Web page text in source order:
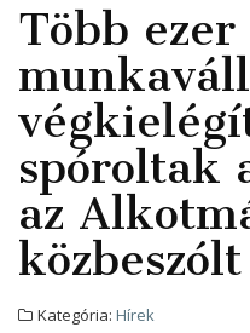
Több ezer
spóroltak
az
közbeszólt
Kategória: Hírek